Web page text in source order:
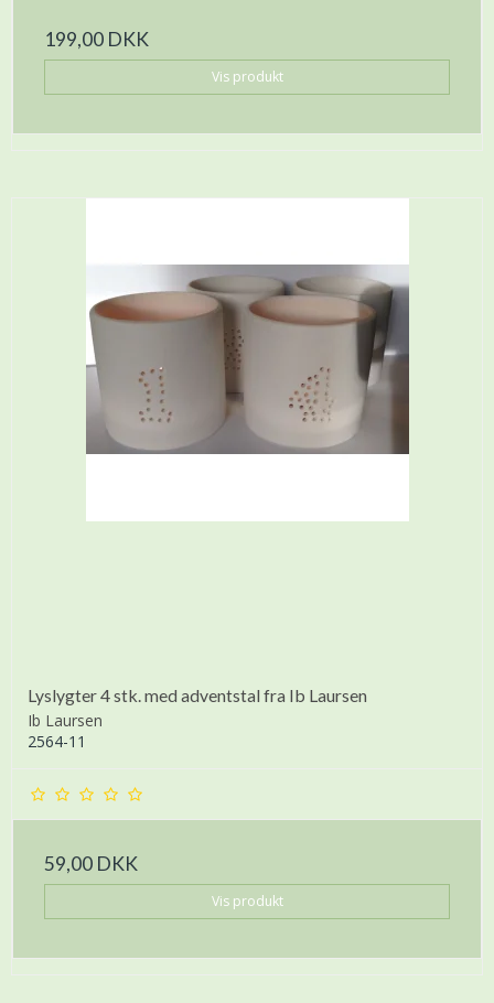
199,00 DKK
Vis produkt
Lyslygter 4 stk. med adventstal fra Ib Laursen
Ib Laursen
2564-11
59,00 DKK
Vis produkt